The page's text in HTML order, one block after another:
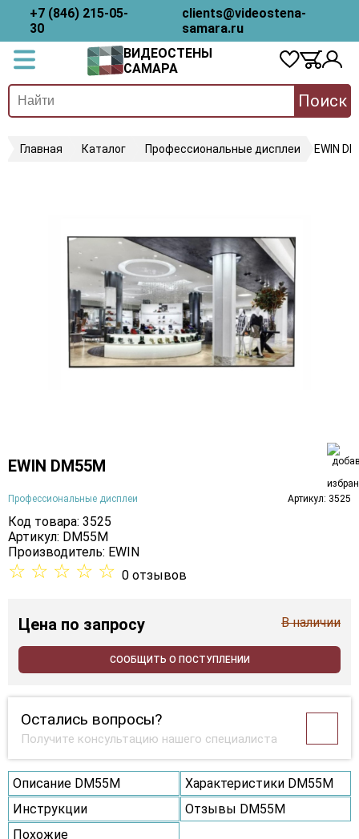
+7 (846) 215-05-
30
clients@videostena-
samara.ru
ВИДЕОСТЕНЫ
САМАРА
Поиск
Главная Каталог Профессиональные дисплеи EWIN
EWIN DM55M
Профессиональные дисплеи Артикул: 3525
Код товара: 3525
Артикул: DM55M
Производитель: EWIN
☆ ☆ ☆ ☆ ☆ 0 отзывов
Цена по запросу В наличии
СООБЩИТЬ О ПОСТУПЛЕНИИ
Остались вопросы?
Получите консультацию нашего специалиста
Описание DM55M
Характеристики DM55M
Инструкции
Отзывы DM55M
Похожие